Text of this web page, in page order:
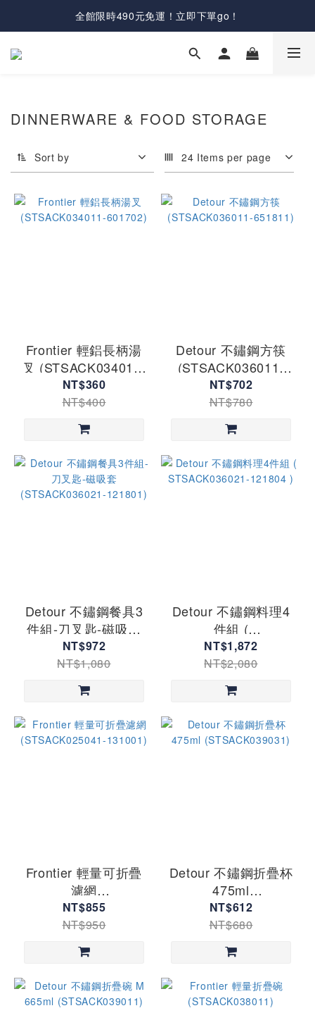
全館限時490元免運！立即下單go！
DINNERWARE & FOOD STORAGE
Sort by 24 Items per page
Frontier 輕鋁長柄湯
叉 (STSACK034011-
601702)
NT$360
NT$400
Detour 不鏽鋼方筷
(STSACK036011-
651811)
NT$702
NT$780
Detour 不鏽鋼餐具3
件組-刀叉匙-磁吸套
(STSACK036021-
121801)
NT$972
NT$1,080
Detour 不鏽鋼料理4
件組 (
STSACK036021-
121804 )
NT$1,872
NT$2,080
Frontier 輕量可折疊
濾網
(STSACK025041-
131001)
NT$855
NT$950
Detour 不鏽鋼折疊杯
475ml
(STSACK039031)
NT$612
NT$680